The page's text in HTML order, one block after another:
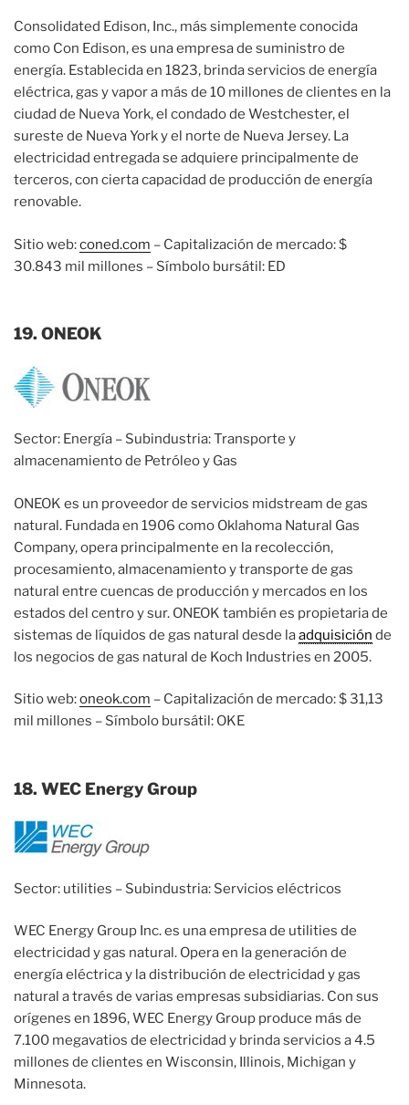
Consolidated Edison, Inc., más simplemente conocida
como Con Edison, es una empresa de suministro de
energía. Establecida en 1823, brinda servicios de energía
eléctrica, gas y vapor a más de 10 millones de clientes en la
ciudad de Nueva York, el condado de Westchester, el
sureste de Nueva York y el norte de Nueva Jersey. La
electricidad entregada se adquiere principalmente de
terceros, con cierta capacidad de producción de energía
renovable.
Sitio web:coned.com – Capitalización de mercado: $
30.843 mil millones – Símbolo bursátil: ED
19. ONEOK
Sector: Energía – Subindustria: Transporte y
almacenamiento de Petróleo y Gas
ONEOK es un proveedor de servicios midstream de gas
natural. Fundada en 1906 como Oklahoma Natural Gas
Company, opera principalmente en la recolección,
procesamiento, almacenamiento y transporte de gas
natural entre cuencas de producción y mercados en los
estados del centro y sur. ONEOK también es propietaria de
sistemas de líquidos de gas natural desde laadquisición de
los negocios de gas natural de Koch Industries en 2005.
Sitio web:oneok.com – Capitalización de mercado: $ 31,13
mil millones – Símbolo bursátil: OKE
18. WEC Energy Group
Sector: utilities – Subindustria: Servicios eléctricos
WEC Energy Group Inc. es una empresa de utilities de
electricidad y gas natural. Opera en la generación de
energía eléctrica y la distribución de electricidad y gas
natural a través de varias empresas subsidiarias. Con sus
orígenes en 1896, WEC Energy Group produce más de
7.100 megavatios de electricidad y brinda servicios a 4.5
millones de clientes en Wisconsin, Illinois, Michigan y
Minnesota.